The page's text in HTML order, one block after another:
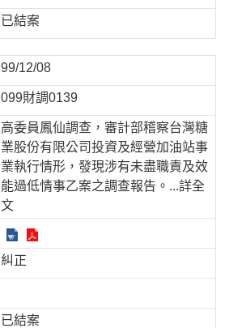
已結案
99/12/08
099財調0139
高委員鳳仙調查，審計部稽察台灣糖
業股份有限公司投資及經營加油站事
業執行情形，發現涉有未盡職責及效
能過低情事乙案之調查報告。 ...詳全
文
糾正
已結案